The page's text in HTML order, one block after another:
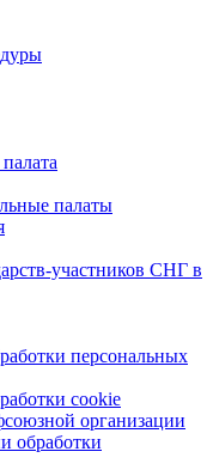
палаты
участников СНГ в
персональных
cookie
организации
обработки